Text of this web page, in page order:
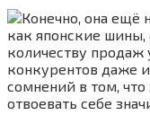
Конечно, она ещё
как японские
количеству
конкурентов даже
сомнений в том,
отвоевать себе